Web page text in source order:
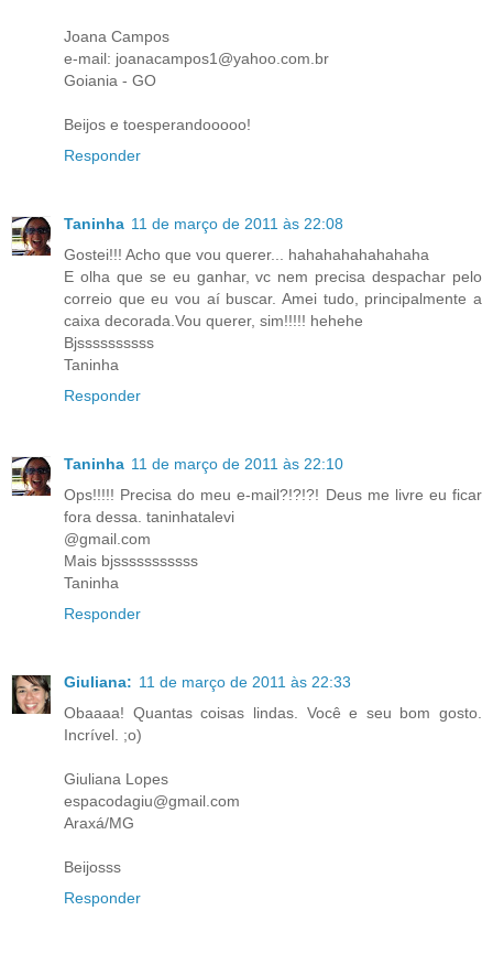
Joana Campos
e-mail: joanacampos1@yahoo.com.br
Goiania - GO
Beijos e toesperandooooo!
Responder
Taninha 11 de março de 2011 às 22:08
Gostei!!! Acho que vou querer... hahahahahahahaha
E olha que se eu ganhar, vc nem precisa despachar pelo
correio que eu vou aí buscar. Amei tudo, principalmente a
caixa decorada.Vou querer, sim!!!!! hehehe
Bjssssssssss
Taninha
Responder
Taninha 11 de março de 2011 às 22:10
Ops!!!!! Precisa do meu e-mail?!?!?! Deus me livre eu ficar
fora dessa. taninhatalevi
@gmail.com
Mais bjsssssssssss
Taninha
Responder
Giuliana: 11 de março de 2011 às 22:33
Obaaaa! Quantas coisas lindas. Você e seu bom gosto.
Incrível. ;o)
Giuliana Lopes
espacodagiu@gmail.com
Araxá/MG
Beijosss
Responder